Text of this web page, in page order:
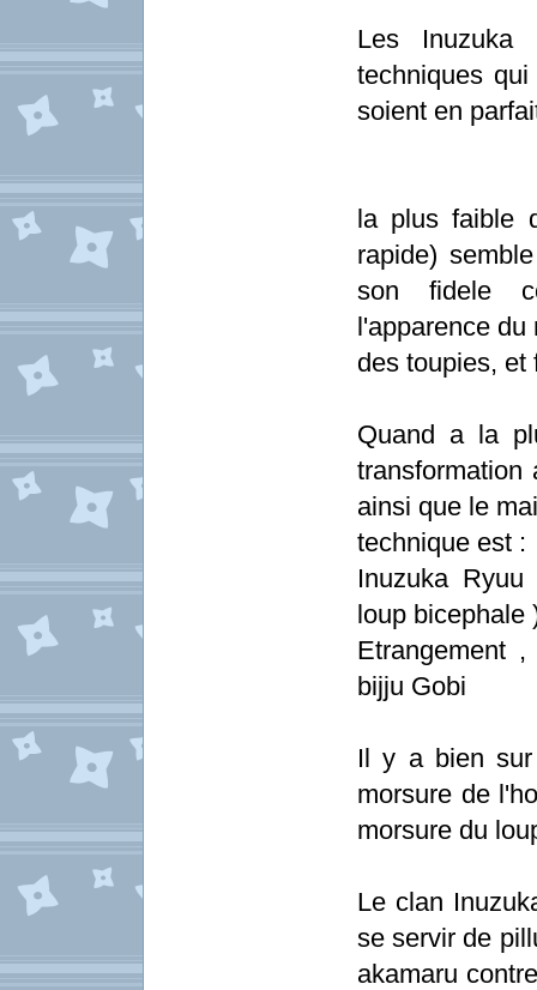
Les
techniques
soient en
la plus faible
rapide)
son fidele
l'apparence du
des toupies, et
Quand a la
ainsi que le
technique est :
Inuzuka
loup bicephale
Etrangement
bijju Gobi
Il y a bien
morsure de
morsure du
Le clan
se servir de
akamaru